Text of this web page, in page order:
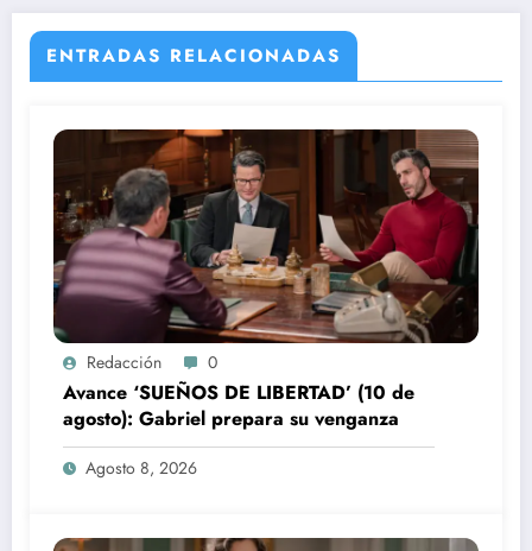
ENTRADAS RELACIONADAS
Redacción 0
Avance ‘SUEÑOS DE LIBERTAD’ (10 de
agosto): Gabriel prepara su venganza
Agosto 8, 2026